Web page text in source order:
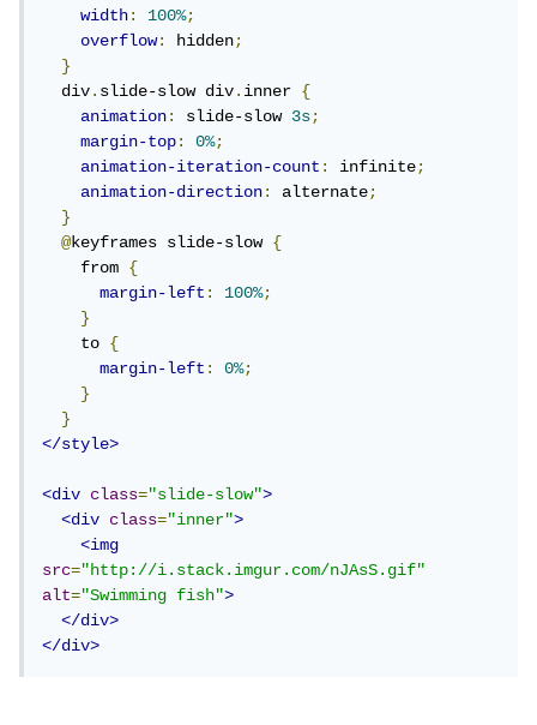
width: 100%;
overflow: hidden;
}
  div
.slide-slow div.inner {
animation: slide-slow 3s;
margin-top: 0%;
animation-iteration-count: infinite;
animation-direction: alternate;
}
@keyframes slide-slow {
    from
{
margin-left: 100%;
}
    to
{
margin-left: 0%;
}
}
</style>
<div class="slide-slow">
<div
class="inner">
<img
src="http://i.stack.imgur.com/nJAsS.gif"
alt="Swimming fish">
</div>
</div>